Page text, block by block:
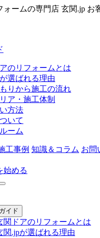
ォームの専門店 玄関.jp お
のリフォームとは
選ばれる理由
りから施工の流れ
ア・施工体制
方法
いて
ーム
工事例 知識＆コラム お問
始める
イド
関ドアのリフォームとは
関.jpが選ばれる理由